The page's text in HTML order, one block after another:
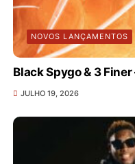
NOVOS LANÇAMENTOS
Black Spygo & 3 Finer
JULHO 19, 2026